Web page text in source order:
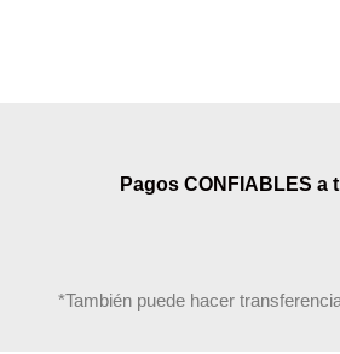
Pagos CONFIABLES a
*También puede hacer